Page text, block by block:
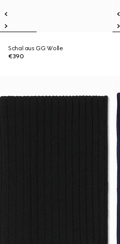
Schal aus GG Wolle
€390